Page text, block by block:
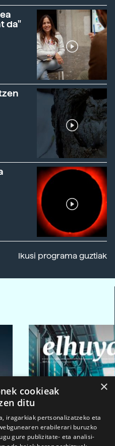
da"
Ikusi programa guztiak
×
cookieak
ditu
iragarkiak pertsonalizatzeko eta
erabilerari buruzko
gure publizitate- eta analisi-